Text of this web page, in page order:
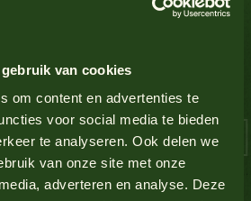
van cookies
om content en advertenties te
voor social media te bieden
te analyseren. Ook delen we
van onze site met onze
adverteren en analyse. Deze
Nein
Alle Produkte anzeigen